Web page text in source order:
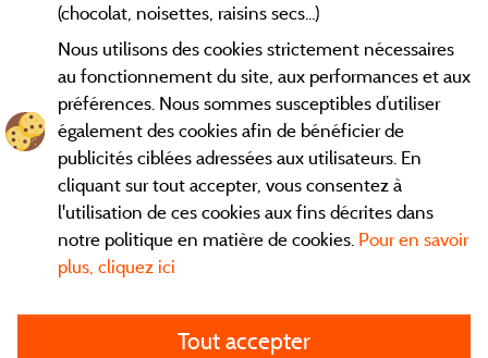
Conditions générales d'utilisation
Contact
CGV
Les meilleurscampings en Isère. Consultez les fiches de nos
adhérents et découvrez nos meilleures offres dans leVercors
la chaine des Belledones, en Chartreuse, en station...
directement ici en ligne avant de contacter le camping pour
Faites vous votre propre idée du camping, au pied d'un lac,
(chocolat, noisettes, raisins secs...)
Nous utilisons des cookies strictement nécessaires
au fonctionnement du site, aux performances et aux
préférences. Nous sommes susceptibles d’utiliser
également des cookies afin de bénéficier de
publicités ciblées adressées aux utilisateurs. En
cliquant sur tout accepter, vous consentez à
l'utilisation de ces cookies aux fins décrites dans
notre politique en matière de cookies. Pour en savoir
plus, cliquez ici
Tout accepter